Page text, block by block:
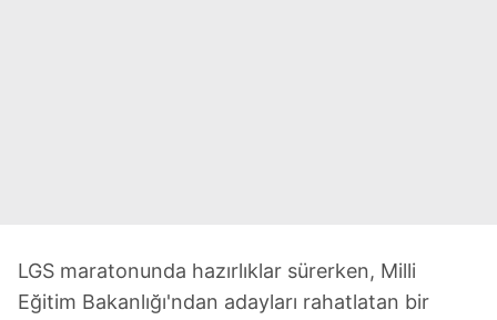
LGS maratonunda hazırlıklar sürerken, Milli
Eğitim Bakanlığı'ndan adayları rahatlatan bir